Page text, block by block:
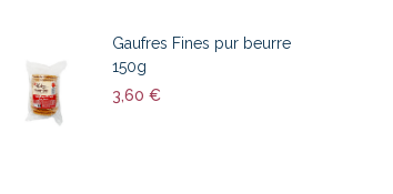
Gaufres Fines pur beurre
150g
3,60 €